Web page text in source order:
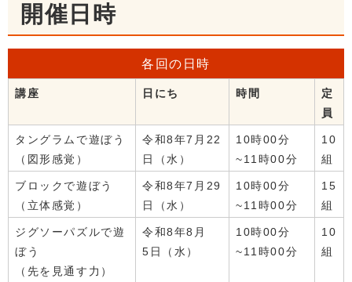
開催日時
各回の日時
講座 日にち 時間
定
員
タングラムで遊ぼう
（図形感覚）
令和8年7月22
日（水）
10時00分
~11時00分
10
組
ブロックで遊ぼう
（立体感覚）
令和8年7月29
日（水）
10時00分
~11時00分
15
組
ジグソーパズルで遊
ぼう
（先を見通す力）
令和8年8月
5日（水）
10時00分
~11時00分
10
組